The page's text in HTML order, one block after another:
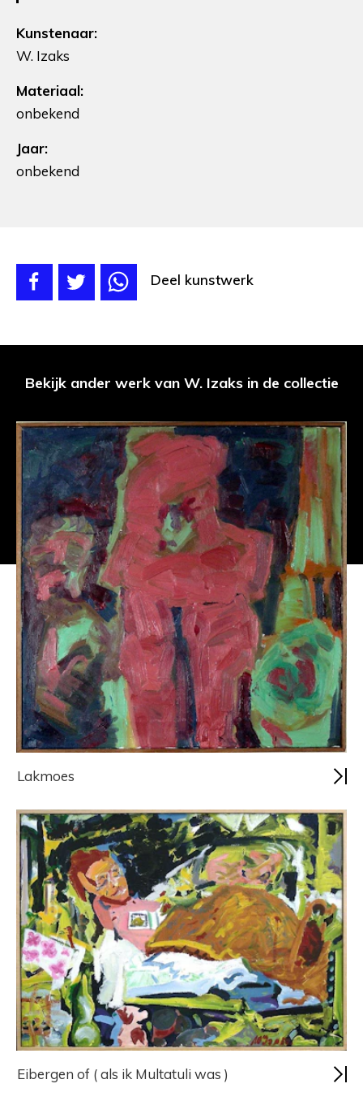
Kunstenaar:
W. Izaks
Materiaal:
onbekend
Jaar:
onbekend
Deel kunstwerk
Bekijk ander werk van W. Izaks in de collectie
Lakmoes
Eibergen of ( als ik Multatuli was )